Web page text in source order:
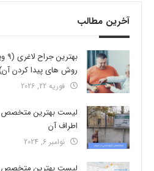
آخرین مطالب
روش های پیدا کردن
فوریه 22, 2026
لیست بهترین متخصص
اطراف آن
نوامبر 6, 2024